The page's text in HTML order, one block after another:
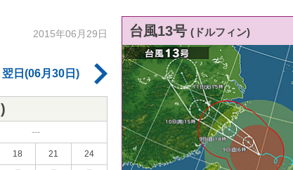
2015年06月29日
翌日(06月30日)
)
---
18 21 24
台風13号 (ドルフィン)